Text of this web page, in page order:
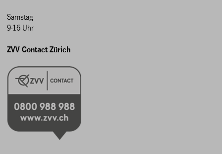
Samstag
9-16 Uhr
ZVV Contact Zürich